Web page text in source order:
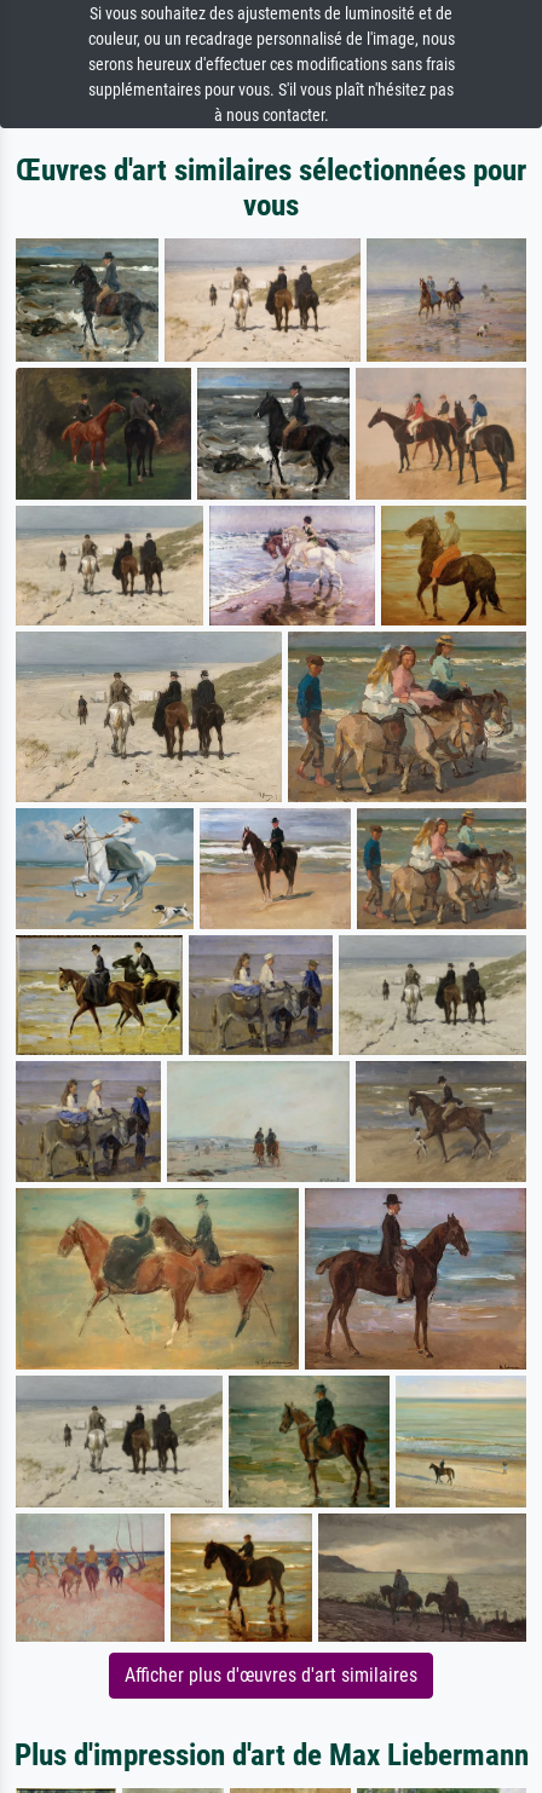
Si vous souhaitez des ajustements de luminosité et de
couleur, ou un recadrage personnalisé de l'image, nous
serons heureux d'effectuer ces modifications sans frais
supplémentaires pour vous. S'il vous plaît n'hésitez pas
à nous contacter.
Œuvres d'art similaires sélectionnées pour
vous
Afficher plus d'œuvres d'art similaires
Plus d'impression d'art de Max Liebermann